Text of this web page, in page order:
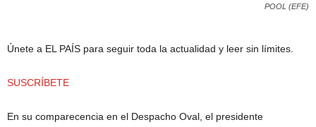
POOL (EFE)
Únete a EL PAÍS para seguir toda la actualidad y leer sin límites.
SUSCRÍBETE
En su comparecencia en el Despacho Oval, el presidente